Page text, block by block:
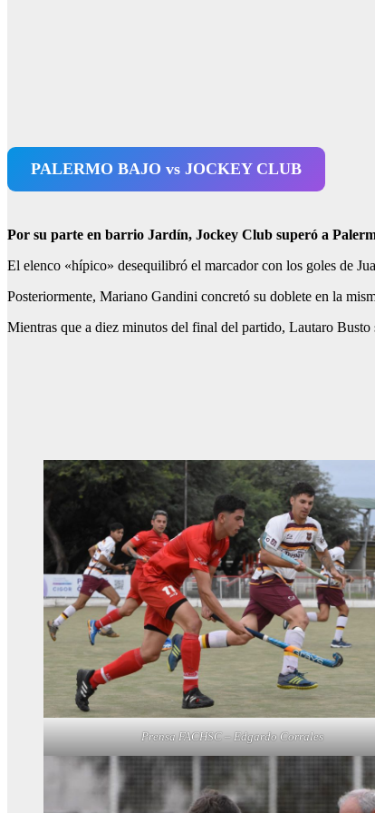
PALERMO BAJO vs JOCKEY CLUB
Por su parte en barrio Jardín, Jockey Club superó a
El elenco «hípico» desequilibró el marcador con los goles de
Posteriormente, Mariano Gandini concretó su doblete en la
Mientras que a diez minutos del final del partido, Lautaro Busto
Prensa FACHSC – Edgardo Corrales